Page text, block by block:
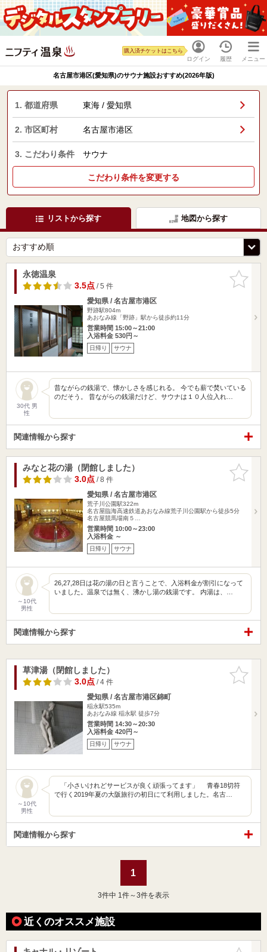
ログイン
購入済チケットはこちら
履歴 メニュー
名古屋市港区(愛知県)のサウナ施設おすすめ(2026年版)
1. 都道府県 東海 / 愛知県
2. 市区町村 名古屋市港区
3. こだわり条件 サウナ
こだわり条件を変更する
リストから探す 地図から探す
お気に入
りに追加
永徳温泉
3.5点/ 5 件
愛知県 / 名古屋市港区
野跡駅804m
あおなみ線「野跡」駅から徒歩約11分
営業時間 15:00～21:00
入浴料金 530円～
日帰り サウナ
30代 男
性
昔ながらの銭湯で、懐かしさを感じれる。 今でも薪で焚いている
のだそう。 昔ながらの銭湯だけど、サウナは１０人位入れ…
関連情報から探す
お気に入
りに追加
みなと花の湯（閉館しました）
3.0点/ 8 件
愛知県 / 名古屋市港区
荒子川公園駅322m
名古屋臨海高速鉄道あおなみ線荒子川公園駅から徒歩5分
名古屋競馬場南５…
営業時間 10:00～23:00
入浴料金 ～
日帰り サウナ
～10代
男性
26,27,28日は花の湯の日と言うことで、入浴料金が割引になって
いました。温泉では無く、沸かし湯の銭湯です。 内湯は、…
関連情報から探す
お気に入
りに追加
草津湯（閉館しました）
3.0点/ 4 件
愛知県 / 名古屋市港区錦町
稲永駅535m
あおなみ線 稲永駅 徒歩7分
営業時間 14:30～20:30
入浴料金 420円～
日帰り サウナ
～10代
男性
「小さいけれどサービスが良く頑張ってます」 青春18切符
で行く2019年夏の大阪旅行の初日にて利用しました。名古…
関連情報から探す
1
3件中 1件～3件を表示
近くのオススメ施設